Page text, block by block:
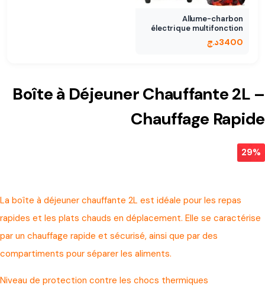
Allume-charbon
électrique multifonction
3400د.ج
Boîte à Déjeuner Chauffante 2L –
Chauffage Rapide
29%
La boîte à déjeuner chauffante 2L est idéale pour les repas
rapides et les plats chauds en déplacement. Elle se caractérise
par un chauffage rapide et sécurisé, ainsi que par des
compartiments pour séparer les aliments.
Niveau de protection contre les chocs thermiques